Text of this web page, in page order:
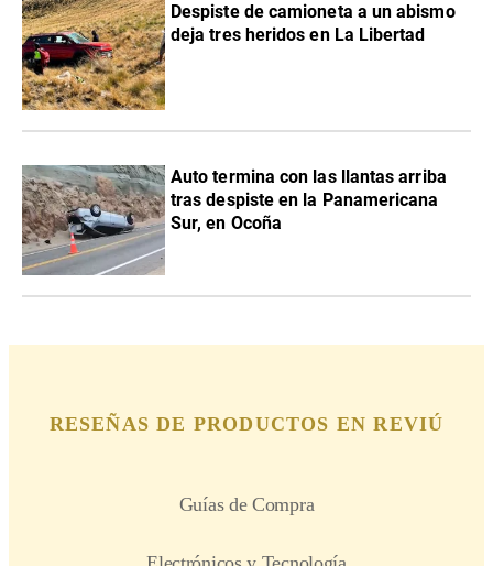
Despiste de camioneta a un abismo
deja tres heridos en La Libertad
Auto termina con las llantas arriba
tras despiste en la Panamericana
Sur, en Ocoña